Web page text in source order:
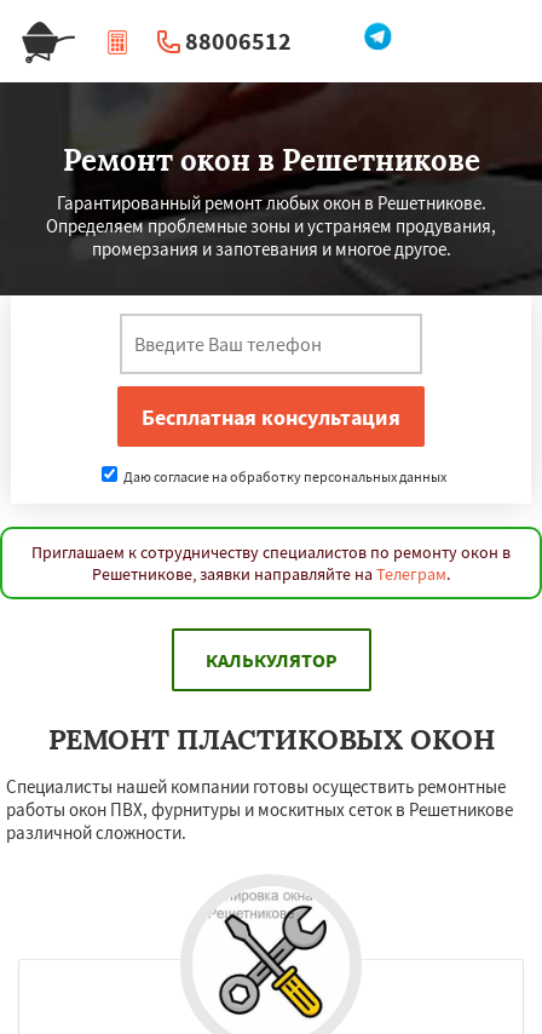
88006512
| Перезвоните мне
Ремонт окон в Решетникове
Гарантированный ремонт любых окон в Решетникове.
Определяем проблемные зоны и устраняем продувания,
промерзания и запотевания и многое другое.
Даю согласие на обработку персональных данных
Приглашаем к сотрудничеству специалистов по ремонту окон в
Решетникове, заявки направляйте на Телеграм.
КАЛЬКУЛЯТОР
РЕМОНТ ПЛАСТИКОВЫХ ОКОН
Специалисты нашей компании готовы осуществить ремонтные
работы окон ПВХ, фурнитуры и москитных сеток в Решетникове
различной сложности.